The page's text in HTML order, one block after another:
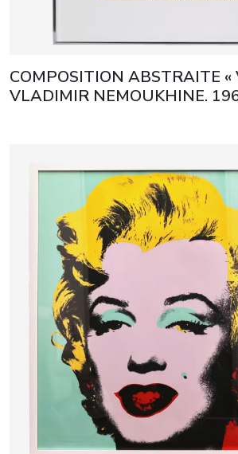
COMPOSITION ABSTRAITE «
VLADIMIR NEMOUKHINE.